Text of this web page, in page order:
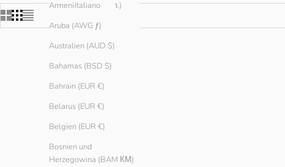
Armenien (AMD դր.)
Aruba (AWG ƒ)
Australien (AUD $)
Bahamas (BSD $)
Bahrain (EUR €)
Belarus (EUR €)
Belgien (EUR €)
Bosnien und
Herzegowina (BAM КМ)
Italiano
SPARE € 35.00